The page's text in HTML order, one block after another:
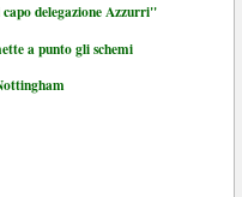
delegazione Azzurri"
a punto gli schemi